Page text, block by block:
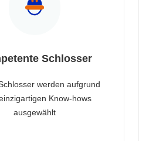
Schlosser
werden aufgrund
Know-hows
ausgewählt